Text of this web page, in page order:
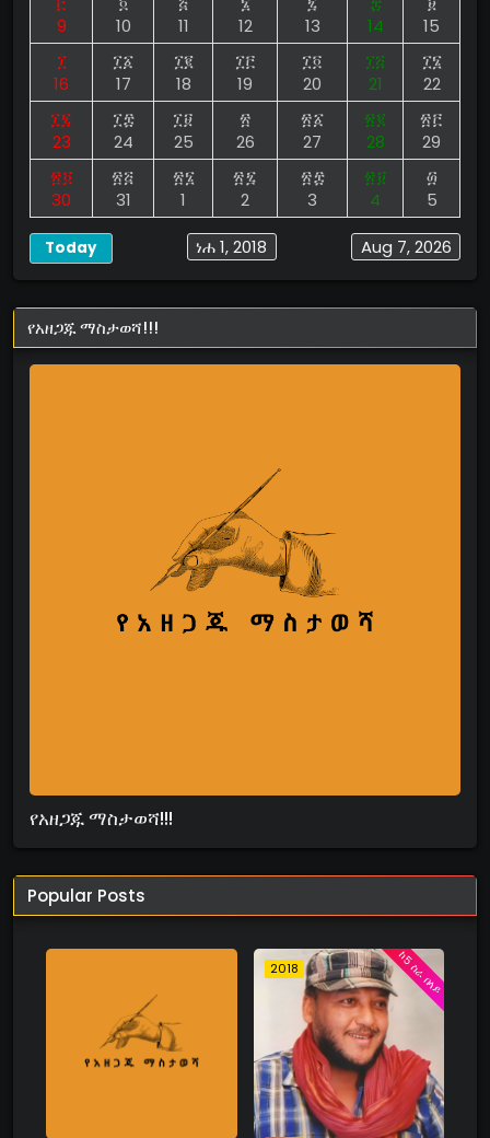
9
10
11
12
13
14
15
፲
16
፲፩
17
፲፪
18
፲፫
19
፲፬
20
፲፭
21
፲፮
22
፲፯
23
፲፰
24
፲፱
25
፳
26
፳፩
27
፳፪
28
፳፫
29
፳፬
30
፳፭
31
፳፮
1
፳፯
2
፳፰
3
፳፱
4
፴
5
Aug 7, 2026
ነሐ 1, 2018
Today
የአዘጋጁ ማስታወሻ!!!
የአዘጋጁ ማስታወሻ!!!
Popular Posts
2018 ከ5 ስራ በላይ